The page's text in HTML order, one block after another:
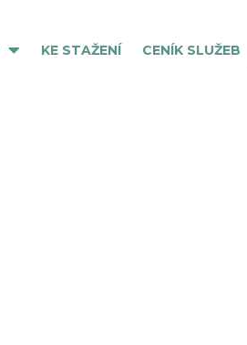
KE STAŽENÍ CENÍK SLUŽEB